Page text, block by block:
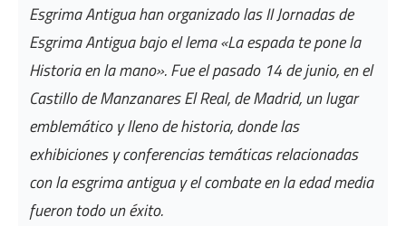
Esgrima Antigua han organizado las II Jornadas de
Esgrima Antigua bajo el lema «La espada te pone la
Historia en la mano». Fue el pasado 14 de junio, en el
Castillo de Manzanares El Real, de Madrid, un lugar
emblemático y lleno de historia, donde las
exhibiciones y conferencias temáticas relacionadas
con la esgrima antigua y el combate en la edad media
fueron todo un éxito.